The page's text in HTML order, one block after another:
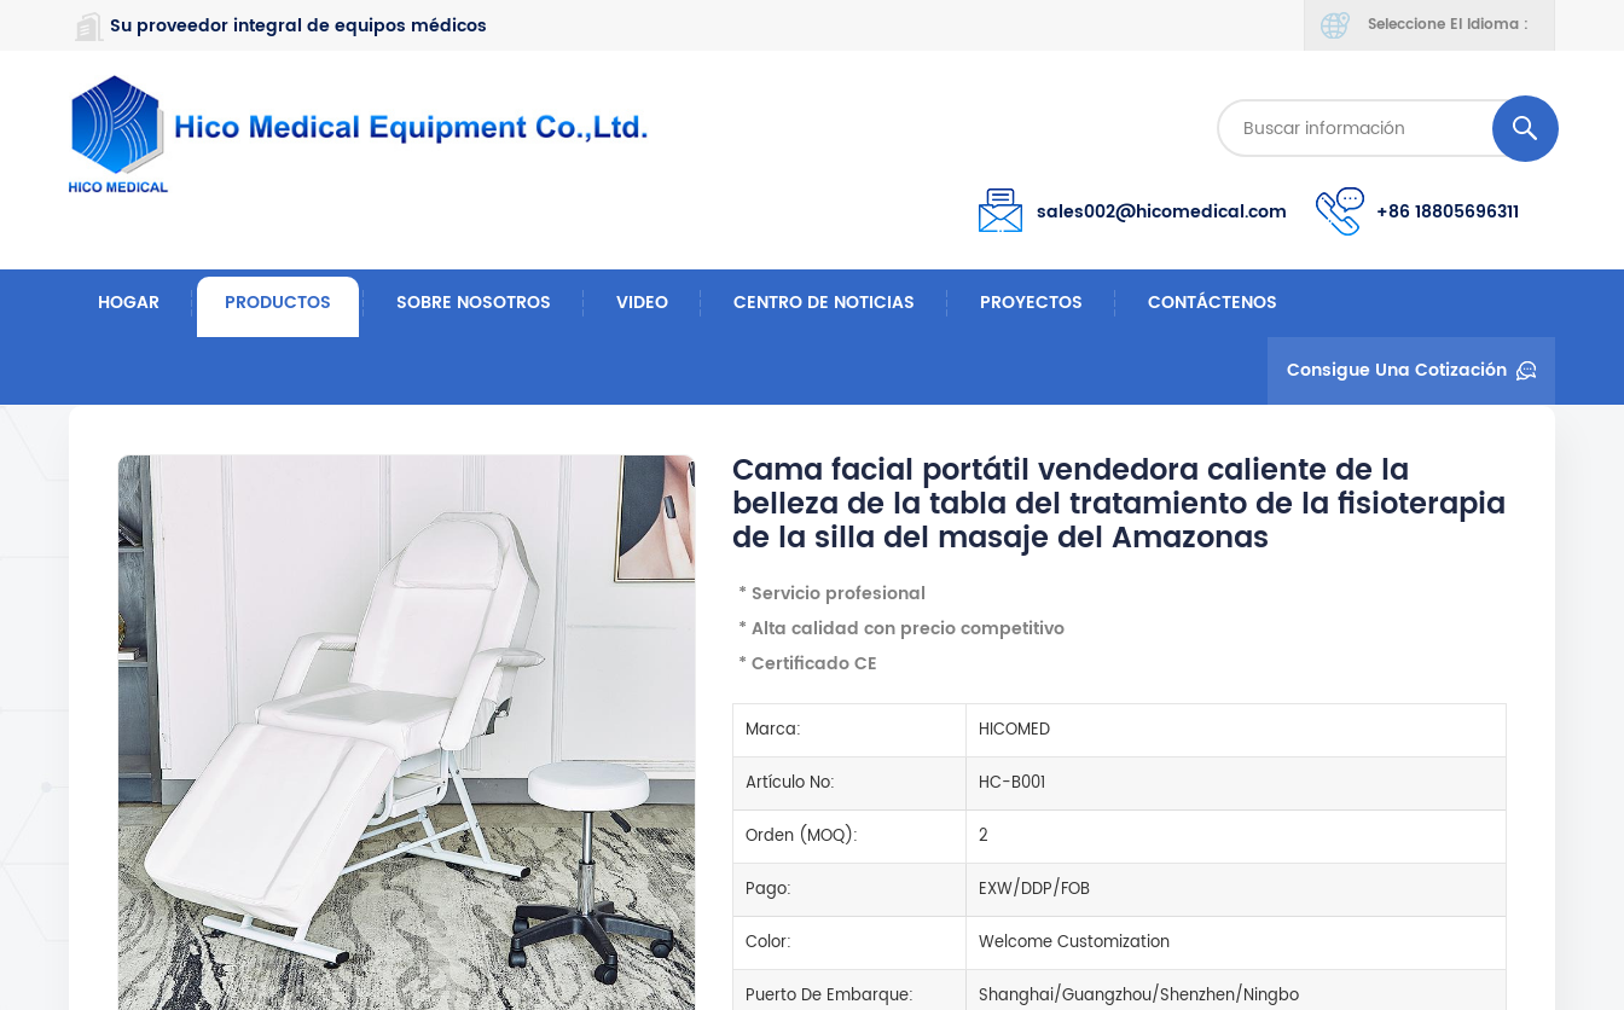
https://www.microsoft.com/en-us/microsoft-teams/log-in
Su proveedor integral de equipos médicos Seleccione El Idioma :
sales002@hicomedical.com +86 18805696311
HOGAR PRODUCTOS SOBRE NOSOTROS VIDEO CENTRO DE NOTICIAS PROYECTOS CONTÁCTENOS
Consigue Una Cotización
Cama facial portátil vendedora caliente de la
belleza de la tabla del tratamiento de la fisioterapia
de la silla del masaje del Amazonas
* Servicio profesional
* Alta calidad con precio competitivo
* Certificado CE
Marca: HICOMED
Artículo No: HC-B001
Orden (MOQ): 2
Pago: EXW/DDP/FOB
Color: Welcome Customization
Puerto De Embarque: Shanghai/Guangzhou/Shenzhen/Ningbo